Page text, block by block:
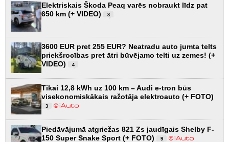
Elektriskais Škoda Peaq varēs nobraukt līdz pat
650 km (+ VIDEO)
8
3600 EUR pret 255 EUR? Neatradu auto jumta telts
priekšrocības pret ātri būvējamo telti uz zemes! (+
VIDEO)
4
Tikai 12,8 kWh uz 100 km – Audi e-tron būs
visekonomiskākais ražotāja elektroauto (+ FOTO)
3
Piedāvājumā atgriežas 821 Zs jaudīgais Shelby F-
150 Super Snake Sport (+ FOTO)
9